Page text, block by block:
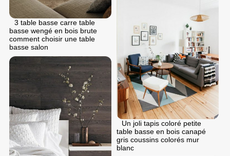
3 table basse carre table
basse wengé en bois brute
comment choisir une table
basse salon
Un joli tapis coloré petite
table basse en bois canapé
gris coussins colorés mur
blanc